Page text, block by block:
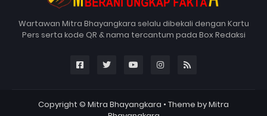
Wartawan Mitra Bhayangkara selalu dibekali dengan Kartu
Pers serta kode QR & nama tercantum pada Box Redaksi
Copyright © Mitra Bhayangkara • Theme byMitra